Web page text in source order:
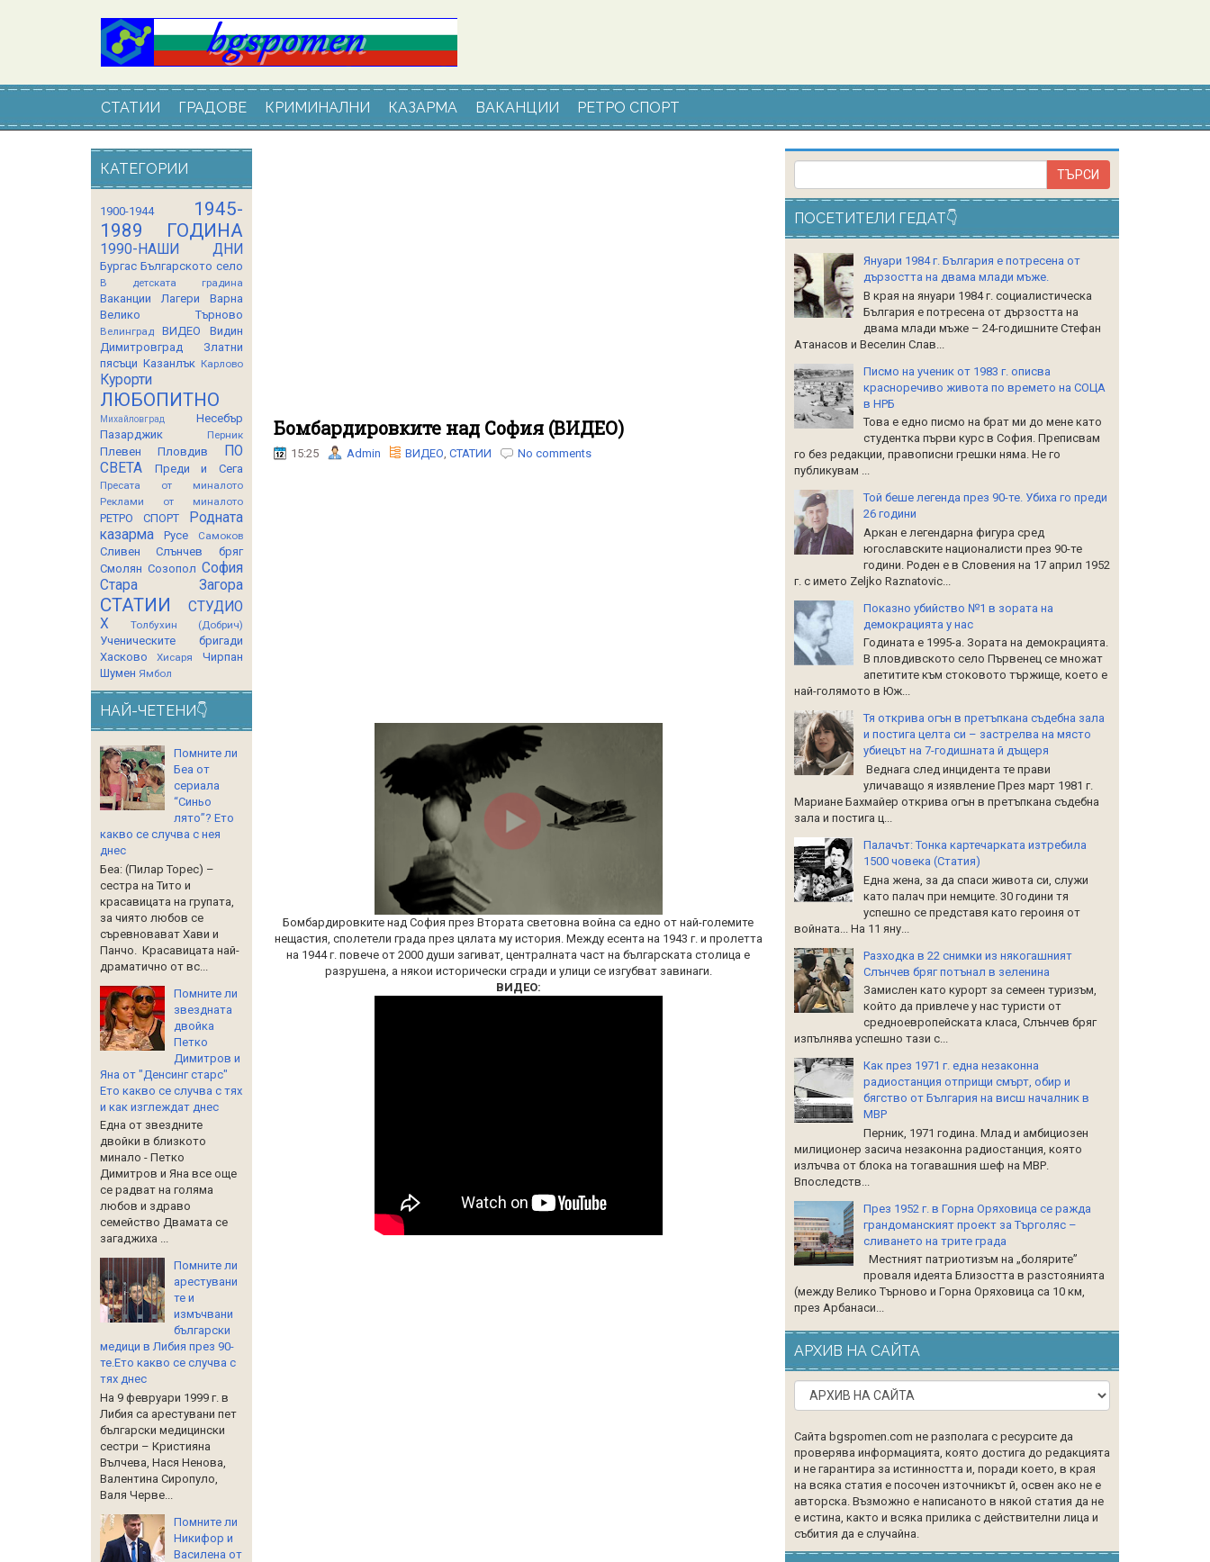
СТАТИИ ГРАДОВЕ КРИМИНАЛНИ КАЗАРМА ВАКАНЦИИ РЕТРО СПОРТ
Бомбардировките над София (ВИДЕО)
15:25 Admin ВИДЕО, СТАТИИ No comments
Бомбардировките над София през Втората световна война са едно от най-големите
нещастия, сполетели града през цялата му история. Между есента на 1943 г. и пролетта
на 1944 г. повече от 2000 души загиват, централната част на българската столица е
разрушена, а някои исторически сгради и улици се изгубват завинаги.
ВИДЕО:
КАТЕГОРИИ
1900-1944
1945-
1989 ГОДИНА
1990-НАШИ ДНИ
Бургас Българското село
В детската градина
Ваканции Лагери
Варна
Велико Търново
Велинград ВИДЕО
Видин
Димитровград
Златни
пясъци Казанлък Карлово
Курорти
ЛЮБОПИТНО
Михайловград
Несебър
Пазарджик
Перник
Плевен Пловдив
ПО
СВЕТА
Преди и Сега
Пресата от миналото
Реклами от миналото
РЕТРО СПОРТ
Родната
казарма
Русе Самоков
Сливен
Слънчев бряг
Смолян Созопол София
Стара Загора
СТАТИИ
СТУДИО
Х
Толбухин (Добрич)
Ученическите бригади
Хасково
Хисаря
Чирпан
Шумен Ямбол
НАЙ-ЧЕТЕНИ👇
Помните ли
Беа от
сериала
“Синьо
лято”? Ето
какво се случва с нея
днес
Беа: (Пилар Торес) –
сестра на Тито и
красавицата на групата,
за чиято любов се
съревновават Хави и
Панчо. Красавицата най-
драматично от вс...
Помните ли
звездната
двойка
Петко
Димитров и
Яна от "Денсинг старс"
Ето какво се случва с тях
и как изглеждат днес
Една от звездните
двойки в близкото
минало - Петко
Димитров и Яна все още
се радват на голяма
любов и здраво
семейство Двамата се
загаджиха ...
Помните ли
арестувани
те и
измъчвани
български
медици в Либия през 90-
те.Ето какво се случва с
тях днес
На 9 февруари 1999 г. в
Либия са арестувани пет
български медицински
сестри – Кристияна
Вълчева, Нася Ненова,
Валентина Сиропуло,
Валя Черве...
Помните ли
Никифор и
Василена от
ПОСЕТИТЕЛИ ГЕДАТ👇
Януари 1984 г. България е потресена от
дързостта на двама млади мъже.
В края на януари 1984 г. социалистическа
България е потресена от дързостта на
двама млади мъже – 24-годишните Стефан
Атанасов и Веселин Слав...
Писмо на ученик от 1983 г. описва
красноречиво живота по времето на СОЦА
в НРБ
Това е едно писмо на брат ми до мене като
студентка първи курс в София. Преписвам
го без редакции, правописни грешки няма. Не го
публикувам ...
Той беше легенда през 90-те. Убиха го преди
26 години
Аркан е легендарна фигура сред
югославските националисти през 90-те
години. Роден е в Словения на 17 април 1952
г. с името Zeljko Raznatoviс...
Показно убийство №1 в зората на
демокрацията у нас
Годината е 1995-а. Зората на демокрацията.
В пловдивското село Първенец се множат
апетитите към стоковото тържище, което е
най-голямото в Юж...
Тя открива огън в претъпкана съдебна зала
и постига целта си – застрелва на място
убиецът на 7-годишната й дъщеря
Веднага след инцидента те прави
уличаващо я изявление През март 1981 г.
Мариане Бахмайер открива огън в претъпкана съдебна
зала и постига ц...
Палачът: Тонка картечарката изтребила
1500 човека (Статия)
Една жена, за да спаси живота си, служи
като палач при немците. 30 години тя
успешно се представя като героиня от
войната... На 11 яну...
Разходка в 22 снимки из някогашният
Слънчев бряг потънал в зеленина
Замислен като курорт за семеен туризъм,
който да привлече у нас туристи от
средноевропейската класа, Слънчев бряг
изпълнява успешно тази с...
Как през 1971 г. една незаконна
радиостанция отприщи смърт, обир и
бягство от България на висш началник в
МВР
Перник, 1971 година. Млад и амбициозен
милиционер засича незаконна радиостанция, която
излъчва от блока на тогавашния шеф на МВР.
Впоследств...
През 1952 г. в Горна Оряховица се ражда
грандоманският проект за Търголяс –
сливането на трите града
Местният патриотизъм на „болярите”
проваля идеята Близостта в разстоянията
(между Велико Търново и Горна Оряховица са 10 км,
през Арбанаси...
АРХИВ НА САЙТА
Сайта bgspomen.com не разполага с ресурсите да
проверява информацията, която достига до редакцията
и не гарантира за истинността и, поради което, в края
на всяка статия е посочен източникът й, освен ако не е
авторска. Възможно е написаното в някой статия да не
е истина, както и всяка прилика с действителни лица и
събития да е случайна.